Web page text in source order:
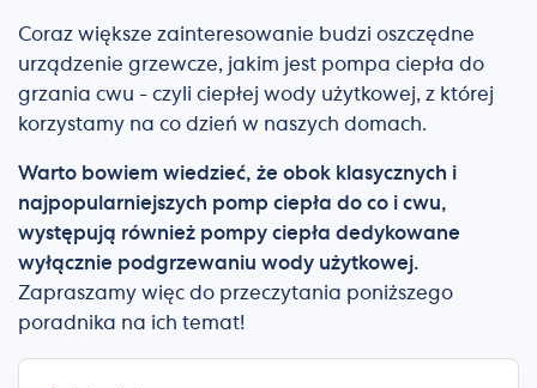
Coraz większe zainteresowanie budzi oszczędne
urządzenie grzewcze, jakim jest pompa ciepła do
grzania cwu - czyli ciepłej wody użytkowej, z której
korzystamy na co dzień w naszych domach.
Warto bowiem wiedzieć, że obok klasycznych i
najpopularniejszych pomp ciepła do co i cwu,
występują również pompy ciepła dedykowane
wyłącznie podgrzewaniu wody użytkowej.
Zapraszamy więc do przeczytania poniższego
poradnika na ich temat!